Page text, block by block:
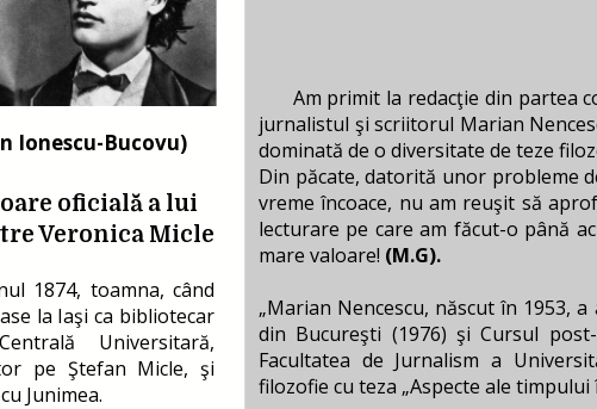
Ionescu-Bucovu)
oficială a lui
Veronica Micle
1874, toamna, când
la Iaşi ca bibliotecar
Universitară,
pe Ştefan Micle, şi
Junimea.
Am primit la redacţie din partea
jurnalistul şi scriitorul Marian
dominată de o diversitate de teze
Din păcate, datorită unor probleme
vreme încoace, nu am reuşit să
lecturare pe care am făcut-o până
mare valoare! (M.G).
„Marian Nencescu, născut în 1953,
din Bucureşti (1976) şi Cursul
Facultatea de Jurnalism a
filozofie cu teza „Aspecte ale